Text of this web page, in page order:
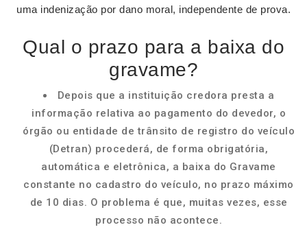
uma indenização por dano moral, independente de prova.
Qual o prazo para a baixa do
gravame?
Depois que a instituição credora presta a
informação relativa ao pagamento do devedor, o
órgão ou entidade de trânsito de registro do veículo
(Detran) procederá, de forma obrigatória,
automática e eletrônica, a baixa do Gravame
constante no cadastro do veículo, no prazo máximo
de 10 dias. O problema é que, muitas vezes, esse
processo não acontece.